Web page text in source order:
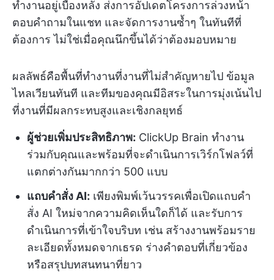
ทำงานอยู่เบื้องหลัง ส่งการอัปเดตโครงการล่วงหน้า
ตอบคำถามในแชท และจัดการงานซ้ำๆ ในทันทีที่
ต้องการ ไม่ใช่เมื่อคุณนึกขึ้นได้ว่าต้องมอบหมาย
ผลลัพธ์คือพื้นที่ทำงานที่งานที่ไม่สำคัญหายไป ข้อมูล
ไหลเวียนทันที และทีมของคุณมีอิสระในการมุ่งเน้นไป
ที่งานที่มีผลกระทบสูงและเชิงกลยุทธ์
ผู้ช่วยเพิ่มประสิทธิภาพ: ClickUp Brain ทำงาน
ร่วมกับคุณและพร้อมที่จะดำเนินการเวิร์กโฟลว์ที่
แตกต่างกันมากกว่า 500 แบบ
แถบคำสั่ง AI: เพียงพิมพ์เว้นวรรคเพื่อเปิดแถบคำ
สั่ง AI ใหม่จากความคิดเห็นใดก็ได้ และรับการ
ดำเนินการที่เข้าใจบริบท เช่น สร้างงานพร้อมราย
ละเอียดทั้งหมดจากเธรด ร่างคำตอบที่เกี่ยวข้อง
หรือสรุปบทสนทนาที่ยาว